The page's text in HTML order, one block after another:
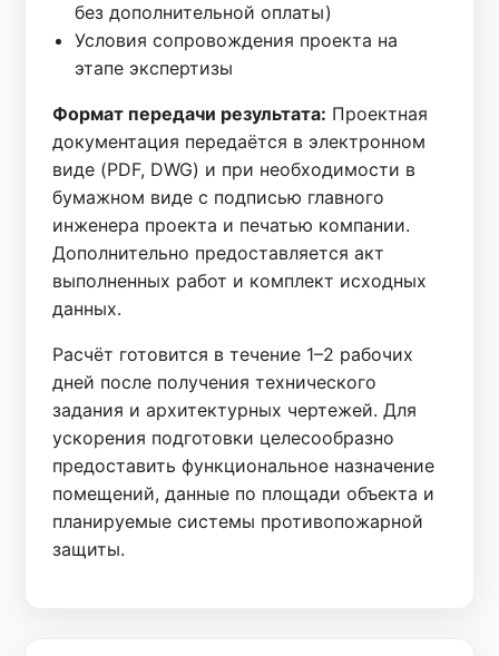
без дополнительной оплаты)
Условия сопровождения проекта на
этапе экспертизы
Формат передачи результата: Проектная
документация передаётся в электронном
виде (PDF, DWG) и при необходимости в
бумажном виде с подписью главного
инженера проекта и печатью компании.
Дополнительно предоставляется акт
выполненных работ и комплект исходных
данных.
Расчёт готовится в течение 1–2 рабочих
дней после получения технического
задания и архитектурных чертежей. Для
ускорения подготовки целесообразно
предоставить функциональное назначение
помещений, данные по площади объекта и
планируемые системы противопожарной
защиты.